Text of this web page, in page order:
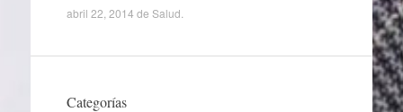
abril 22, 2014 de Salud
Categorías